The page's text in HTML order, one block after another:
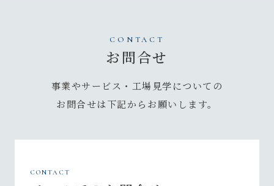
CONTACT
お問合せ
事業やサービス・工場見学についての
お問合せは下記からお願いします。
CONTACT